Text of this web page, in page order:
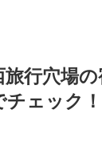
旅行穴場の
チェック！